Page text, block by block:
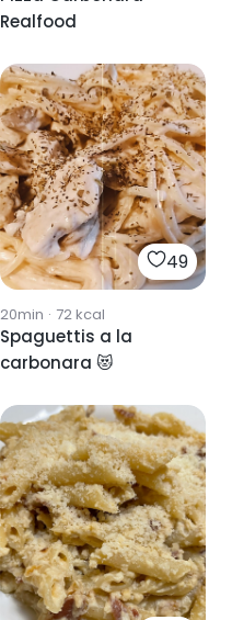
Realfood
49
20min · 72kcal
Spaguettis a la
carbonara 😻